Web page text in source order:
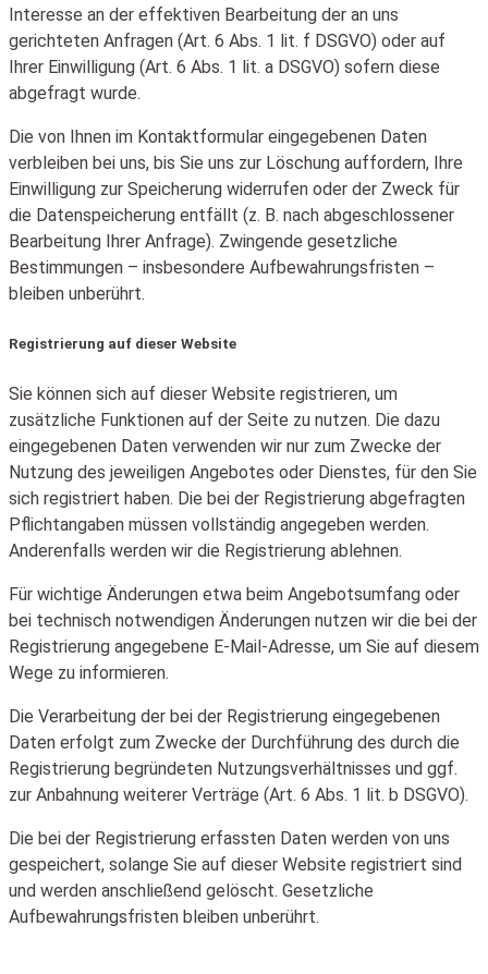
Interesse an der effektiven Bearbeitung der an uns
gerichteten Anfragen (Art. 6 Abs. 1 lit. f DSGVO) oder auf
Ihrer Einwilligung (Art. 6 Abs. 1 lit. a DSGVO) sofern diese
abgefragt wurde.
Die von Ihnen im Kontaktformular eingegebenen Daten
verbleiben bei uns, bis Sie uns zur Löschung auffordern, Ihre
Einwilligung zur Speicherung widerrufen oder der Zweck für
die Datenspeicherung entfällt (z. B. nach abgeschlossener
Bearbeitung Ihrer Anfrage). Zwingende gesetzliche
Bestimmungen – insbesondere Aufbewahrungsfristen –
bleiben unberührt.
Registrierung auf dieser Website
Sie können sich auf dieser Website registrieren, um
zusätzliche Funktionen auf der Seite zu nutzen. Die dazu
eingegebenen Daten verwenden wir nur zum Zwecke der
Nutzung des jeweiligen Angebotes oder Dienstes, für den Sie
sich registriert haben. Die bei der Registrierung abgefragten
Pflichtangaben müssen vollständig angegeben werden.
Anderenfalls werden wir die Registrierung ablehnen.
Für wichtige Änderungen etwa beim Angebotsumfang oder
bei technisch notwendigen Änderungen nutzen wir die bei der
Registrierung angegebene E-Mail-Adresse, um Sie auf diesem
Wege zu informieren.
Die Verarbeitung der bei der Registrierung eingegebenen
Daten erfolgt zum Zwecke der Durchführung des durch die
Registrierung begründeten Nutzungsverhältnisses und ggf.
zur Anbahnung weiterer Verträge (Art. 6 Abs. 1 lit. b DSGVO).
Die bei der Registrierung erfassten Daten werden von uns
gespeichert, solange Sie auf dieser Website registriert sind
und werden anschließend gelöscht. Gesetzliche
Aufbewahrungsfristen bleiben unberührt.